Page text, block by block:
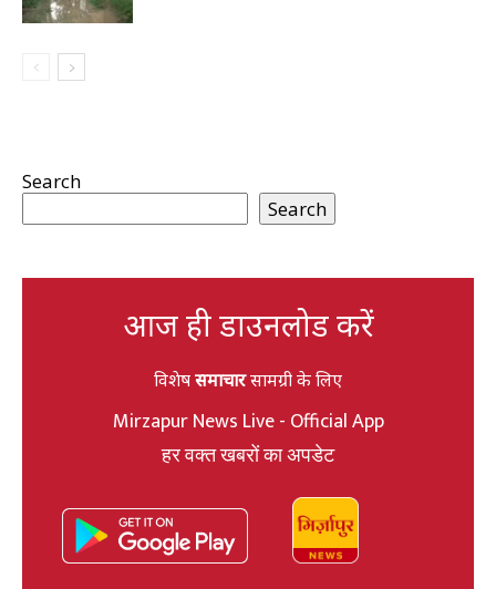
Search
Search
आज ही डाउनलोड करें
विशेषसमाचारसामग्री के लिए
Mirzapur News Live - Official App
हर वक्त खबरों का अपडेट